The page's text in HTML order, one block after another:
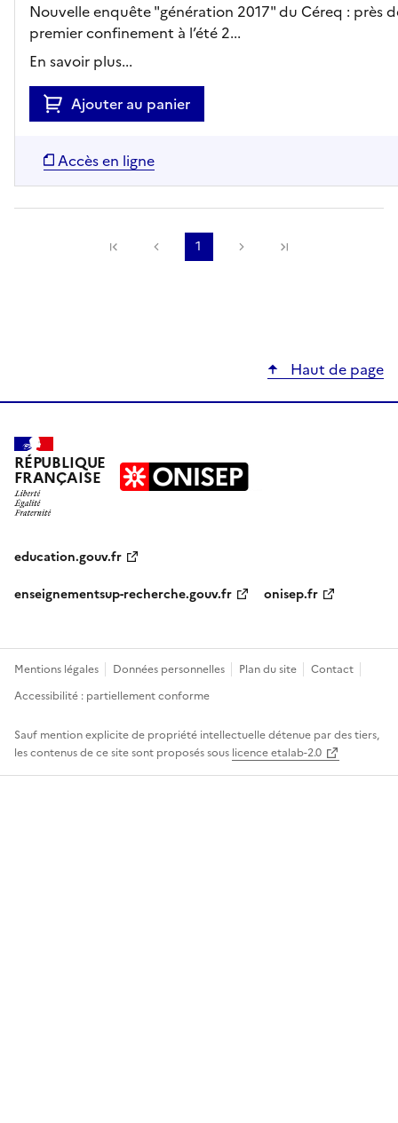
Nouvelle enquête "génération 2017" du Céreq : près
premier confinement à l’été 2...
En savoir plus...
Ajouter au panier
Accès en ligne
Précédente
1 Suivante
Haut de page
RÉPUBLIQUE
FRANÇAISE
education.gouv.fr
enseignementsup-recherche.gouv.fr
onisep.fr
Mentions légales Données personnelles Plan du site
Contact
Accessibilité : partiellement conforme
Sauf mention explicite de propriété intellectuelle détenue par des tiers,
les contenus de ce site sont proposés sous licence etalab-2.0